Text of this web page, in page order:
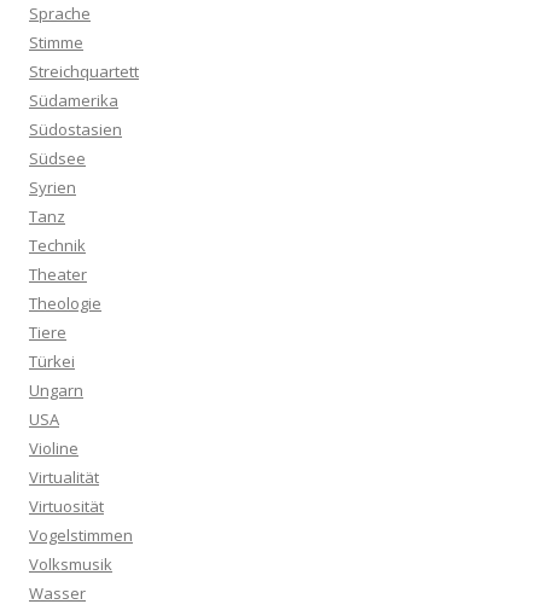
Sprache
Stimme
Streichquartett
Südamerika
Südostasien
Südsee
Syrien
Tanz
Technik
Theater
Theologie
Tiere
Türkei
Ungarn
USA
Violine
Virtualität
Virtuosität
Vogelstimmen
Volksmusik
Wasser